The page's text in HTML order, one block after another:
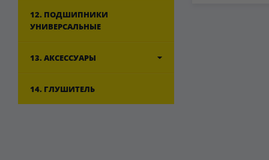
12. ПОДШИПНИКИ
УНИВЕРСАЛЬНЫЕ
13. АКСЕССУАРЫ
14. ГЛУШИТЕЛЬ